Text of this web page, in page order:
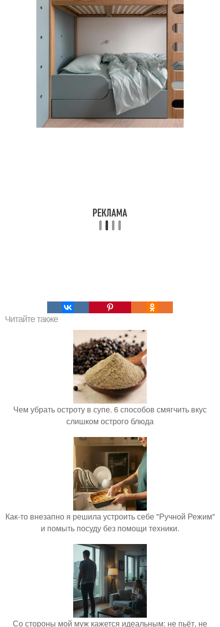
Читайте также
Чем убрать остроту в супе. 6 способов смягчить вкус
слишком острого блюда
Как-то внезапно я решила устроить себе "Ручной Режим"
и помыть посуду без помощи техники.
Со стороны мой муж кажется идеальным: не пьёт, не